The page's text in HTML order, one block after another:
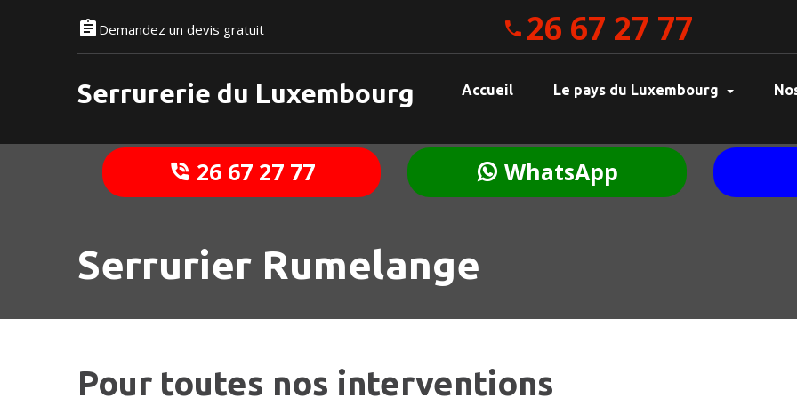
Demandez un devis gratuit 26 67 27 77
Serrurerie du Luxembourg Accueil Le pays du Luxembourg
26 67 27 77 WhatsApp
Serrurier Rumelange
Pour toutes nos interventions